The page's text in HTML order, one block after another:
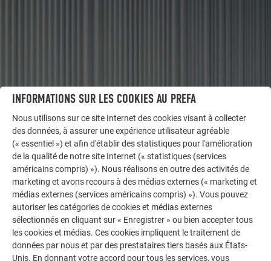
LAISSEZ-VOUS INSPIRER
AUTRES BÂTIMENTS
La galerie de références PREFA démontre la
polyvalence de l’aluminium. Découvrez d’autres projets
impressionnants avec les solutions en aluminium
durables de PREFA pour toitures, systèmes solaires et
façades.
INFORMATIONS SUR LES COOKIES AU PREFA
Nous utilisons sur ce site Internet des cookies visant à collecter
des données, à assurer une expérience utilisateur agréable
(« essentiel ») et afin d'établir des statistiques pour l'amélioration
de la qualité de notre site Internet (« statistiques (services
américains compris) »). Nous réalisons en outre des activités de
marketing et avons recours à des médias externes (« marketing et
médias externes (services américains compris) »). Vous pouvez
autoriser les catégories de cookies et médias externes
sélectionnés en cliquant sur « Enregistrer » ou bien accepter tous
les cookies et médias. Ces cookies impliquent le traitement de
données par nous et par des prestataires tiers basés aux États-
Unis. En donnant votre accord pour tous les services, vous